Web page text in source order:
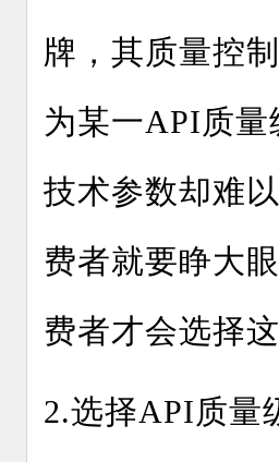
牌，其质量控
为某一API质
技术参数却难
费者就要睁大
费者才会选择
2.选择API质量